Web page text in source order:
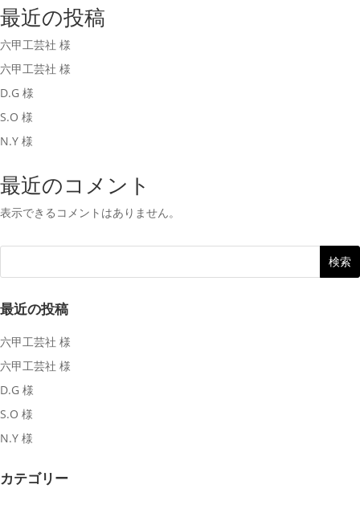
最近の投稿
六甲工芸社 様
六甲工芸社 様
D.G 様
S.O 様
N.Y 様
最近のコメント
表示できるコメントはありません。
最近の投稿
六甲工芸社 様
六甲工芸社 様
D.G 様
S.O 様
N.Y 様
カテゴリー